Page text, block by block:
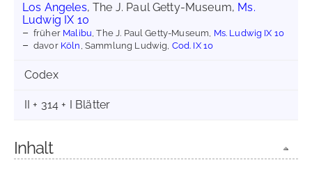
Los Angeles, The J. Paul Getty-Museum, Ms.
Ludwig IX 10
früher Malibu , The J. Paul Getty-Museum, Ms. Ludwig IX 10
davor Köln , Sammlung Ludwig, Cod. IX 10
Codex
II + 314 + I Blätter
Inhalt